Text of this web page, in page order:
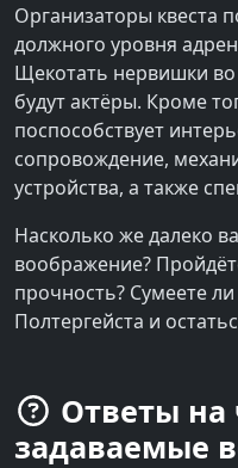
Организаторы квеста
должного уровня
Щекотать нервишки
будут актёры. Кроме
поспособствует
сопровождение,
устройства, а также
Насколько же далеко
воображение?
прочность? Сумеете
Полтергейста и
Ответы на
задаваемые